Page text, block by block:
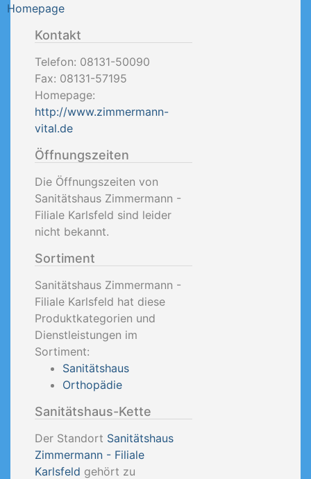
Homepage
Kontakt
Telefon: 08131-50090
Fax: 08131-57195
Homepage:
http://www.zimmermann-
vital.de
Öffnungszeiten
Die Öffnungszeiten von
Sanitätshaus Zimmermann -
Filiale Karlsfeld sind leider
nicht bekannt.
Sortiment
Sanitätshaus Zimmermann -
Filiale Karlsfeld hat diese
Produktkategorien und
Dienstleistungen im
Sortiment:
Sanitätshaus
Orthopädie
Sanitätshaus-Kette
Der Standort Sanitätshaus
Zimmermann - Filiale
Karlsfeld gehört zu